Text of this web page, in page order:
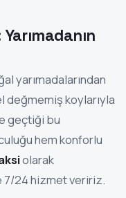
yarımadalarından
değmemiş koylarıyla
geçtiği bu
hem konforlu
olarak
7/24 hizmet veririz.